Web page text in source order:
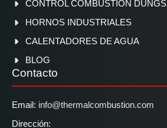
CONTROL COMBUSTIÓN DUNGS
HORNOS INDUSTRIALES
CALENTADORES DE AGUA
BLOG
Contacto
Email: info@thermalcombustion.com
Dirección: